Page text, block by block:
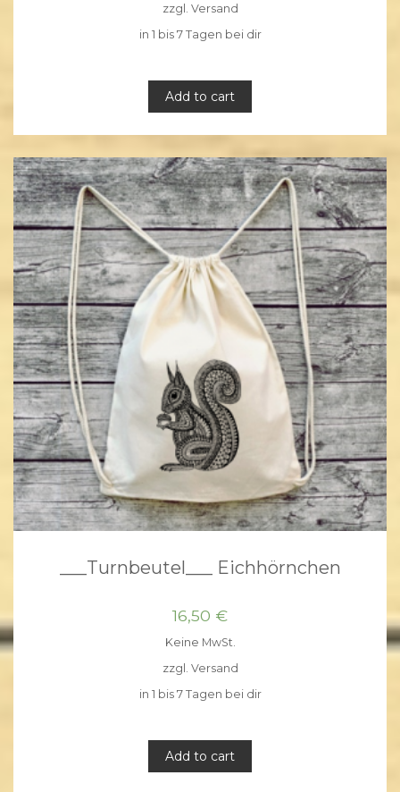
zzgl. Versand
in 1 bis 7 Tagen bei dir
Add to cart
___Turnbeutel___ Eichhörnchen
16,50 €
Keine MwSt.
zzgl. Versand
in 1 bis 7 Tagen bei dir
Add to cart